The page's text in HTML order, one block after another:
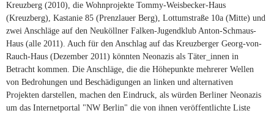
Kreuzberg (2010), die Wohnprojekte Tommy-Weisbecker-Haus
(Kreuzberg), Kastanie 85 (Prenzlauer Berg), Lottumstraße 10a (Mitte) und
zwei Anschläge auf den Neuköllner Falken-Jugendklub Anton-Schmaus-
Haus (alle 2011). Auch für den Anschlag auf das Kreuzberger Georg-von-
Rauch-Haus (Dezember 2011) könnten Neonazis als Täter_innen in
Betracht kommen. Die Anschläge, die die Höhepunkte mehrerer Wellen
von Bedrohungen und Beschädigungen an linken und alternativen
Projekten darstellen, machen den Eindruck, als würden Berliner Neonazis
um das Internetportal "NW Berlin" die von ihnen veröffentlichte Liste